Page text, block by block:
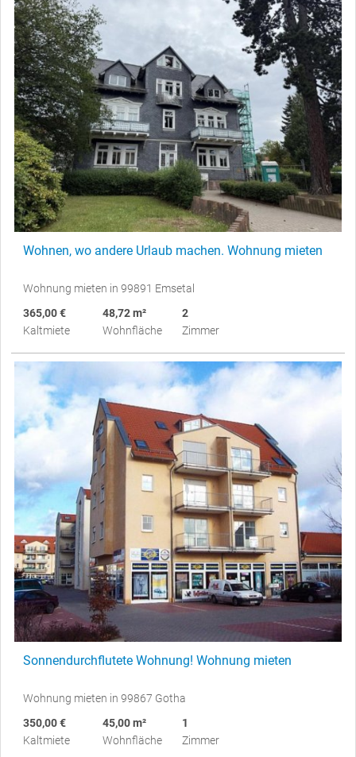
Wohnen, wo andere Urlaub machen. Wohnung mieten
Wohnung mieten in 99891 Emsetal
365,00 €
Kaltmiete
48,72 m²
Wohnfläche
2
Zimmer
Sonnendurchflutete Wohnung! Wohnung mieten
Wohnung mieten in 99867 Gotha
350,00 €
Kaltmiete
45,00 m²
Wohnfläche
1
Zimmer